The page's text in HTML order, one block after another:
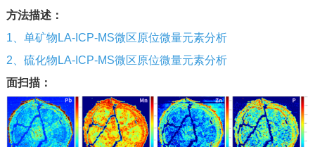
方法描述：
1、 单矿物LA-ICP-MS微区原位微量元素分析
2、 硫化物LA-ICP-MS微区原位微量元素分析
面扫描：